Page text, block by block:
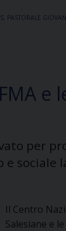
PASTORALE
e
per
e sociale
Il Centro
Salesiane e